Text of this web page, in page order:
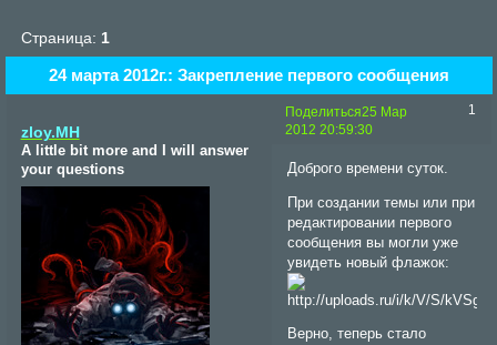
24 марта 2012г.: Закрепление первого сообщения
Страница: 1
Поделиться 1
25 Мар
2012 20:59:30
zloy.MH
A little bit more and I will answer
your questions
Доброго времени суток.
При создании темы или при
редактировании первого
сообщения вы могли уже
увидеть новый флажок:
Верно, теперь стало